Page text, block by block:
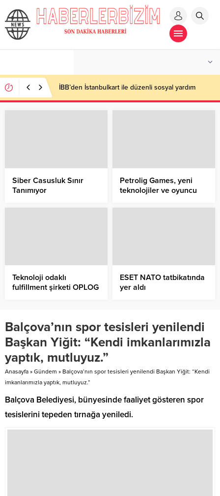
İBB’den İstanbulkart ile düzenli sosyal yardım
Siber Casusluk Sınır
Tanımıyor
Petrolig Games, yeni
teknolojiler ve oyuncu
Teknoloji odaklı
fulfillment şirketi OPLOG
ESET NATO tatbikatında
yer aldı
Balçova’nın spor tesisleri yenilendi
Başkan Yiğit: “Kendi imkanlarımızla
yaptık, mutluyuz.”
Anasayfa » Gündem » Balçova’nın spor tesisleri yenilendi Başkan Yiğit: “Kendi
imkanlarımızla yaptık, mutluyuz.”
Balçova Belediyesi, bünyesinde faaliyet gösteren spor
tesislerini tepeden tırnağa yeniledi.